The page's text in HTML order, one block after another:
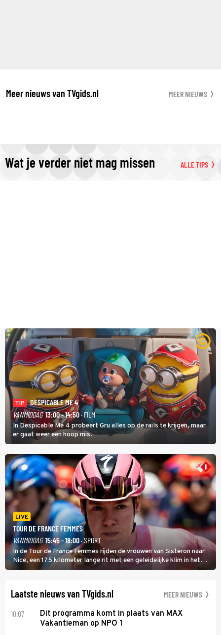
Meer nieuws van TVgids.nl MEER NIEUWS
Wat je verder niet mag missen ALLE TIPS
TIP
DESPICABLE ME 4
VANMIDDAG 13:00 - 14:50· FILM
In Despicable Me 4 probeert Gru alles op de rails te krijgen, maar
er gaat weer een hoop mis.
LIVE
TOUR DE FRANCE FEMMES
VANMIDDAG 15:45 - 18:00· SPORT
In de Tour de France Femmes rijden de vrouwen van Sisteron naar
Nice, een 175 kilometer lange rit met een geleidelijke klim in het
midden. Dat is mogelijk niet de zwaarste hindernis, dat is de
Laatste nieuws van TVgids.nl MEER NIEUWS
10:07
Dit programma komt in plaats van MAX
Vakantieman op NPO 1